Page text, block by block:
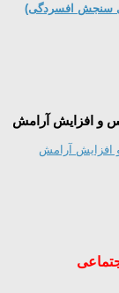
سنجش افسردگی)
و افزایش آرامش